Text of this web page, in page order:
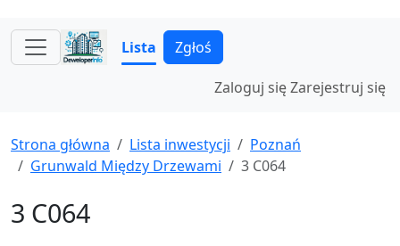
Lista Zgłoś
Zaloguj sięZarejestruj się
Strona główna Lista inwestycji
Poznań
Grunwald Między Drzewami
3 C064
3 C064